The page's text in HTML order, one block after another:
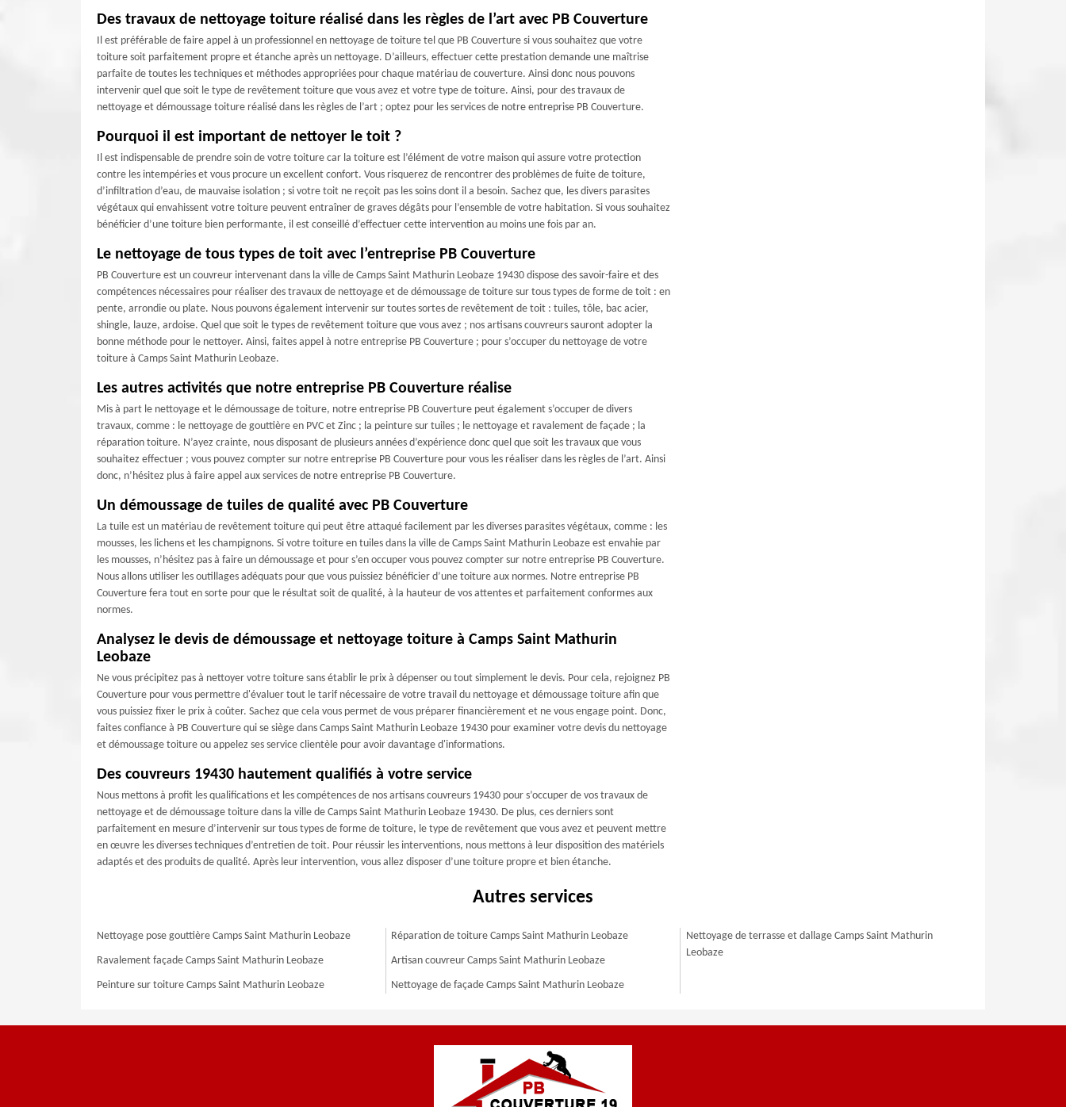
Des travaux de nettoyage toiture réalisé dans les règles de l’art avec PB Couverture
Il est préférable de faire appel à un professionnel en nettoyage de toiture tel que PB Couverture si vous souhaitez que votre
toiture soit parfaitement propre et étanche après un nettoyage. D’ailleurs, effectuer cette prestation demande une maîtrise
parfaite de toutes les techniques et méthodes appropriées pour chaque matériau de couverture. Ainsi donc nous pouvons
intervenir quel que soit le type de revêtement toiture que vous avez et votre type de toiture. Ainsi, pour des travaux de
nettoyage et démoussage toiture réalisé dans les règles de l’art ; optez pour les services de notre entreprise PB Couverture.
Pourquoi il est important de nettoyer le toit ?
Il est indispensable de prendre soin de votre toiture car la toiture est l’élément de votre maison qui assure votre protection
contre les intempéries et vous procure un excellent confort. Vous risquerez de rencontrer des problèmes de fuite de toiture,
d’infiltration d’eau, de mauvaise isolation ; si votre toit ne reçoit pas les soins dont il a besoin. Sachez que, les divers parasites
végétaux qui envahissent votre toiture peuvent entraîner de graves dégâts pour l’ensemble de votre habitation. Si vous souhaitez
bénéficier d’une toiture bien performante, il est conseillé d’effectuer cette intervention au moins une fois par an.
Le nettoyage de tous types de toit avec l’entreprise PB Couverture
PB Couverture est un couvreur intervenant dans la ville de Camps Saint Mathurin Leobaze 19430 dispose des savoir-faire et des
compétences nécessaires pour réaliser des travaux de nettoyage et de démoussage de toiture sur tous types de forme de toit : en
pente, arrondie ou plate. Nous pouvons également intervenir sur toutes sortes de revêtement de toit : tuiles, tôle, bac acier,
shingle, lauze, ardoise. Quel que soit le types de revêtement toiture que vous avez ; nos artisans couvreurs sauront adopter la
bonne méthode pour le nettoyer. Ainsi, faites appel à notre entreprise PB Couverture ; pour s’occuper du nettoyage de votre
toiture à Camps Saint Mathurin Leobaze.
Les autres activités que notre entreprise PB Couverture réalise
Mis à part le nettoyage et le démoussage de toiture, notre entreprise PB Couverture peut également s’occuper de divers
travaux, comme : le nettoyage de gouttière en PVC et Zinc ; la peinture sur tuiles ; le nettoyage et ravalement de façade ; la
réparation toiture. N’ayez crainte, nous disposant de plusieurs années d’expérience donc quel que soit les travaux que vous
souhaitez effectuer ; vous pouvez compter sur notre entreprise PB Couverture pour vous les réaliser dans les règles de l’art. Ainsi
donc, n’hésitez plus à faire appel aux services de notre entreprise PB Couverture.
Un démoussage de tuiles de qualité avec PB Couverture
La tuile est un matériau de revêtement toiture qui peut être attaqué facilement par les diverses parasites végétaux, comme : les
mousses, les lichens et les champignons. Si votre toiture en tuiles dans la ville de Camps Saint Mathurin Leobaze est envahie par
les mousses, n’hésitez pas à faire un démoussage et pour s’en occuper vous pouvez compter sur notre entreprise PB Couverture.
Nous allons utiliser les outillages adéquats pour que vous puissiez bénéficier d’une toiture aux normes. Notre entreprise PB
Couverture fera tout en sorte pour que le résultat soit de qualité, à la hauteur de vos attentes et parfaitement conformes aux
normes.
Analysez le devis de démoussage et nettoyage toiture à Camps Saint Mathurin
Leobaze
Ne vous précipitez pas à nettoyer votre toiture sans établir le prix à dépenser ou tout simplement le devis. Pour cela, rejoignez PB
Couverture pour vous permettre d'évaluer tout le tarif nécessaire de votre travail du nettoyage et démoussage toiture afin que
vous puissiez fixer le prix à coûter. Sachez que cela vous permet de vous préparer financièrement et ne vous engage point. Donc,
faites confiance à PB Couverture qui se siège dans Camps Saint Mathurin Leobaze 19430 pour examiner votre devis du nettoyage
et démoussage toiture ou appelez ses service clientèle pour avoir davantage d'informations.
Des couvreurs 19430 hautement qualifiés à votre service
Nous mettons à profit les qualifications et les compétences de nos artisans couvreurs 19430 pour s’occuper de vos travaux de
nettoyage et de démoussage toiture dans la ville de Camps Saint Mathurin Leobaze 19430. De plus, ces derniers sont
parfaitement en mesure d’intervenir sur tous types de forme de toiture, le type de revêtement que vous avez et peuvent mettre
en œuvre les diverses techniques d’entretien de toit. Pour réussir les interventions, nous mettons à leur disposition des matériels
adaptés et des produits de qualité. Après leur intervention, vous allez disposer d’une toiture propre et bien étanche.
Autres services
Nettoyage pose gouttière Camps Saint Mathurin Leobaze
Ravalement façade Camps Saint Mathurin Leobaze
Peinture sur toiture Camps Saint Mathurin Leobaze
Réparation de toiture Camps Saint Mathurin Leobaze
Artisan couvreur Camps Saint Mathurin Leobaze
Nettoyage de façade Camps Saint Mathurin Leobaze
Nettoyage de terrasse et dallage Camps Saint Mathurin
Leobaze